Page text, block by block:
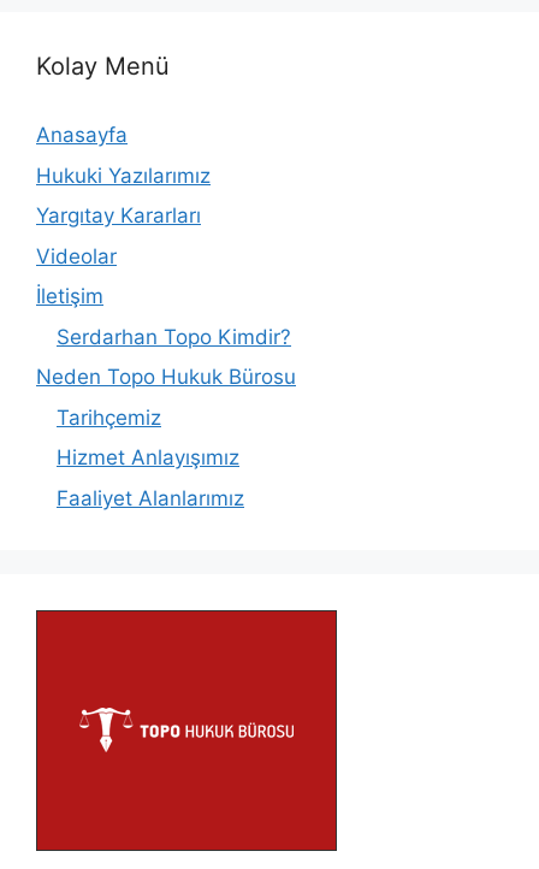
Kolay Menü
Anasayfa
Hukuki Yazılarımız
Yargıtay Kararları
Videolar
İletişim
Serdarhan Topo Kimdir?
Neden Topo Hukuk Bürosu
Tarihçemiz
Hizmet Anlayışımız
Faaliyet Alanlarımız